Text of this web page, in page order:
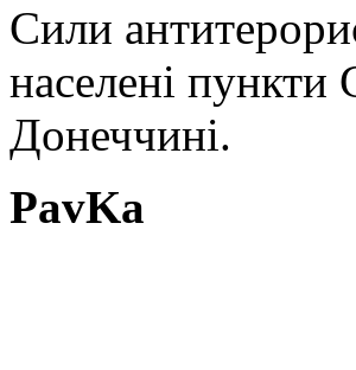
Сили
населені пункти
Донеччині.
PavKa